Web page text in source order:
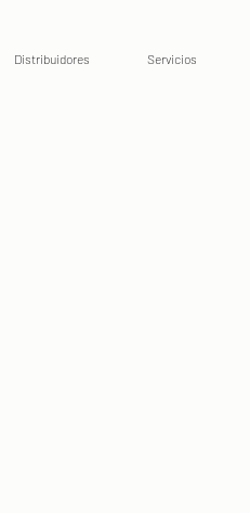
Distribuidores Servicios